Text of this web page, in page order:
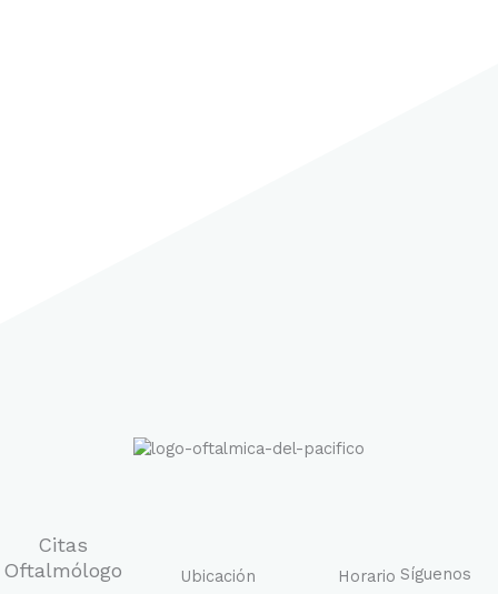
Citas
Oftalmólogo
Ubicación Horario Síguenos